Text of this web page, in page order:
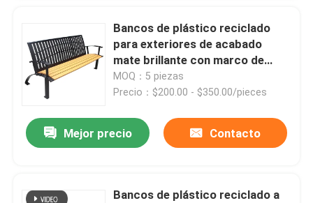
En casa
Bancos de plástico reciclado
para exteriores de acabado
mate brillante con marco de
acero recubierto de polvo
MOQ：5 piezas
Precio：$200.00 - $350.00/pieces
Mejor precio Contacto
Bancos de plástico reciclado a